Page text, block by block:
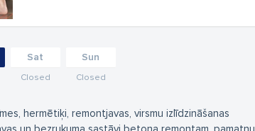
Sat
Closed
Sun
Closed
hermētiķi, remontjavas, virsmu izlīdzināšanas